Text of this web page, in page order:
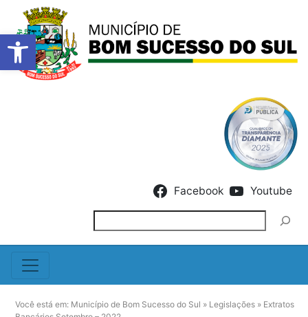
Barra de Ferramentas
Facebook Youtube
Você está em: Município de Bom Sucesso do Sul » Legislações » Extratos